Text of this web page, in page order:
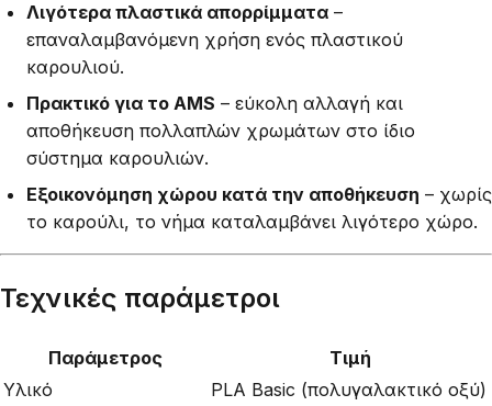
Λιγότερα πλαστικά απορρίμματα –
επαναλαμβανόμενη χρήση ενός πλαστικού
καρουλιού.
Πρακτικό για το AMS – εύκολη αλλαγή και
αποθήκευση πολλαπλών χρωμάτων στο ίδιο
σύστημα καρουλιών.
Εξοικονόμηση χώρου κατά την αποθήκευση – χωρίς
το καρούλι, το νήμα καταλαμβάνει λιγότερο χώρο.
Τεχνικές παράμετροι
Παράμετρος
Τιμή
Υλικό
PLA Basic (πολυγαλακτικό οξύ)